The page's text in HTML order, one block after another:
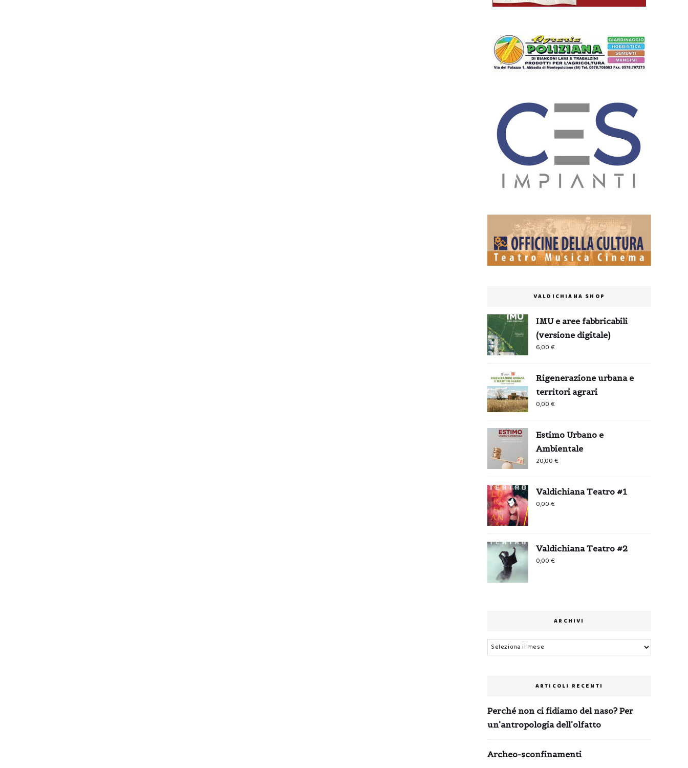
VALDICHIANA SHOP
IMU e aree fabbricabili
(versione digitale)
6,00€
Rigenerazione urbana e
territori agrari
0,00€
Estimo Urbano e
Ambientale
20,00€
Valdichiana Teatro #1
0,00€
Valdichiana Teatro #2
0,00€
ARCHIVI
Archivi
ARTICOLI RECENTI
Perché non ci fidiamo del naso? Per
un’antropologia dell’olfatto
Archeo-sconfinamenti